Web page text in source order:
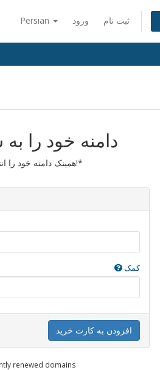
Persian ورود ثبت نام
دامنه خود را
همینک دامنه خود را انتقال دهید تا یک سال نیز تمدید گردد!*
کمک
افزودن به کارت خرید
renewed domains